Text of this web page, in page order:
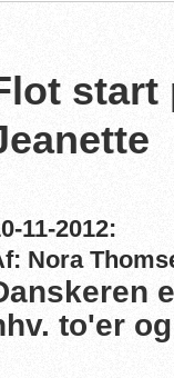
start
11-2012:
Nora
to'er